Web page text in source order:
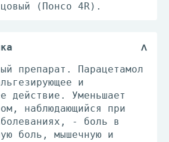
(Понсо 4R).
препарат. Парацетамол
и
действие. Уменьшает
наблюдающийся при
- боль в
боль, мышечную и